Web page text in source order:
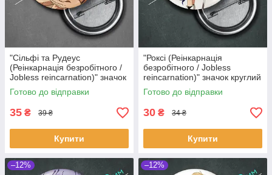
"Сільфі та Рудеус
(Реінкарнація безробітного /
Jobless reincarnation)" значок
круглий на булавці Ø44 мм
Готово до відправки
35 ₴ 39 ₴
Купити
"Роксі (Реінкарнація
безробітного / Jobless
reincarnation)" значок круглий
на булавці Ø32 мм
Готово до відправки
30 ₴ 34 ₴
Купити
–12% –12%